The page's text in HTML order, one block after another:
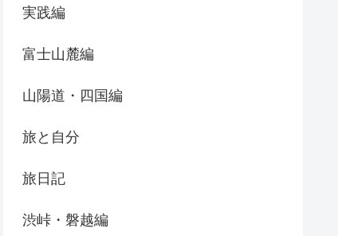
実践編
富士山麓編
山陽道・四国編
旅と自分
旅日記
渋峠・磐越編